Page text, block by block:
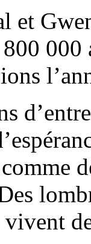
et
000
vivent